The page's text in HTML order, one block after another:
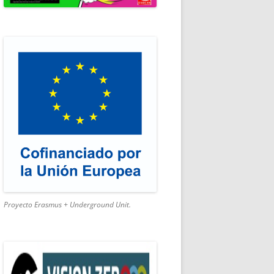
ACTIVO
Proyecto Erasmus + Underground Unit.